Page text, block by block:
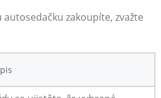
zakoupíte, zvažte